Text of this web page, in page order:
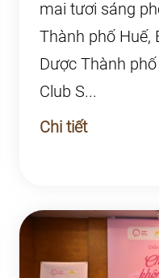
mai tươi sáng
Thành phố Huế,
Dược Thành
Club S...
Chi tiết